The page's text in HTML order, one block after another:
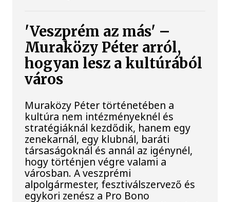
'Veszprém az más' –
Muraközy Péter arról,
hogyan lesz a kultúrából
város
Muraközy Péter történetében a
kultúra nem intézményeknél és
stratégiáknál kezdődik, hanem egy
zenekarnál, egy klubnál, baráti
társaságoknál és annál az igénynél,
hogy történjen végre valami a
városban. A veszprémi
alpolgármester, fesztiválszervező és
egykori zenész a Pro Bono